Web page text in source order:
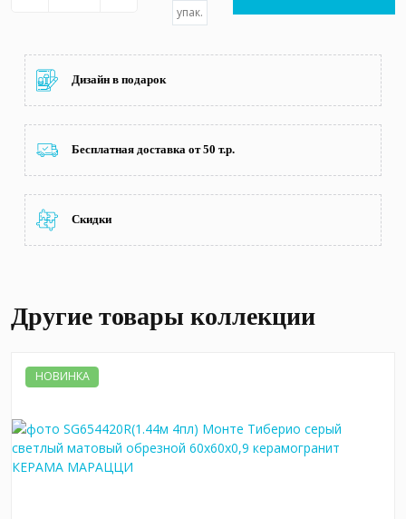
упак.
Дизайн в подарок
Бесплатная доставка от 50 т.р.
Скидки
Другие товары коллекции
НОВИНКА